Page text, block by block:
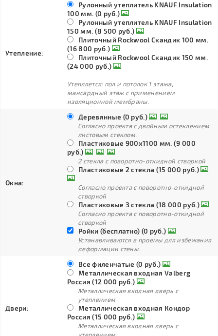
Утепление:
Рулонный утеплитель KNAUF Insulation
100 мм. (0 руб.)
Рулонный утеплитель KNAUF Insulation
150 мм. (8 500 руб.)
Плиточный Rockwool Скандик 100 мм.
(16 800 руб.)
Плиточный Rockwool Скандик 150 мм.
(24 000 руб.)
Утепляется: пол и потолок 1 этажа,
мансардный этаж с применением
изоляционной мембраны.
Окна:
Деревянные (0 руб.)
Согласно проекта с двойным остеклением
листовым стеклом.
Пластиковые 900х1100 мм. (9 000
руб.)
2 стекла с поворотно-откидной створкой
Пластиковые 2 стекла (15 000 руб.)
Согласно проекта с поворотно-откидной
створкой
Пластиковые 3 стекла (18 000 руб.)
Согласно проекта с поворотно-откидной
створкой
Ройки (бесплатно) (0 руб.)
Устанавливаются в проемы для избежания
деформации стены.
Двери:
Все филенчатые (0 руб.)
Металлическая входная Valberg
Россия (12 000 руб.)
Металлическая входная дверь с
утеплением
Металлическая входная Кондор
Россия (15 000 руб.)
Металлическая входная дверь с